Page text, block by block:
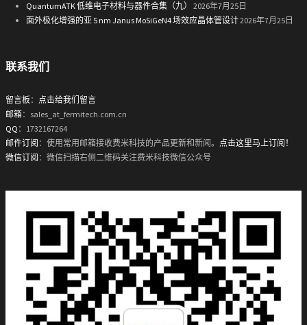
QuantumATK 低维电子材料与器件合集（九）
2026年7月25日
面外极化增强的亚 5 nm Janus MoSiGeN4 场效应晶体管设计2026年7月25日
联系我们
留言板 ： 点击给我们留言
邮箱：sales_at_fermitech.com.cn
QQ ：1732167264
邮件订阅 ：使用常用邮箱接收费米科技的产品更新和新闻。 点击这里马上订阅！
微信订阅 ：微信扫描右侧二维码关注费米科技微信公众号